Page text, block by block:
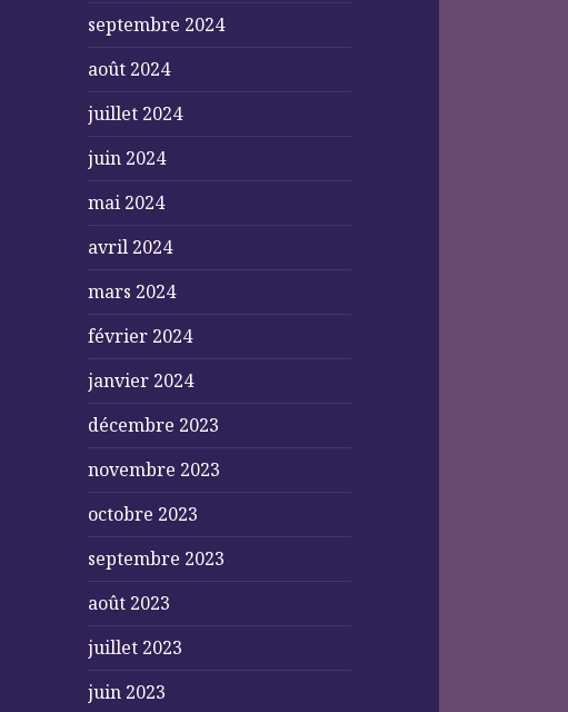
septembre 2024
août 2024
juillet 2024
juin 2024
mai 2024
avril 2024
mars 2024
février 2024
janvier 2024
décembre 2023
novembre 2023
octobre 2023
septembre 2023
août 2023
juillet 2023
juin 2023